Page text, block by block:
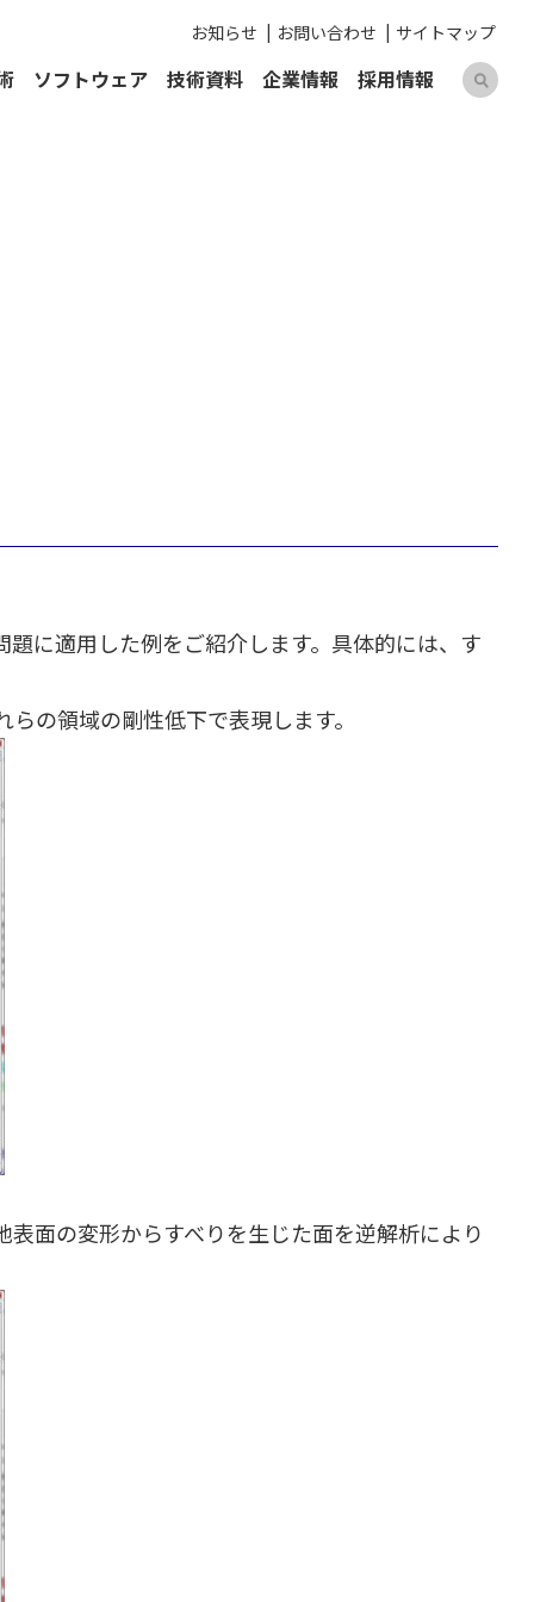
お知らせ お問い合わせ サイトマップ
ソフトウェア 技術資料 企業情報 採用情報
に適用した例をご紹介します。具体的には、す
の領域の剛性低下で表現します。
面の変形からすべりを生じた面を逆解析により